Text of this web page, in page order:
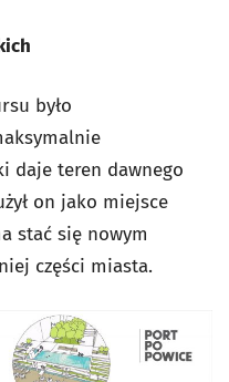
było
daje teren dawnego
on jako miejsce
stać się nowym
części miasta.